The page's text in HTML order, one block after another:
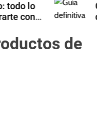
organizar
en Málaga:
de